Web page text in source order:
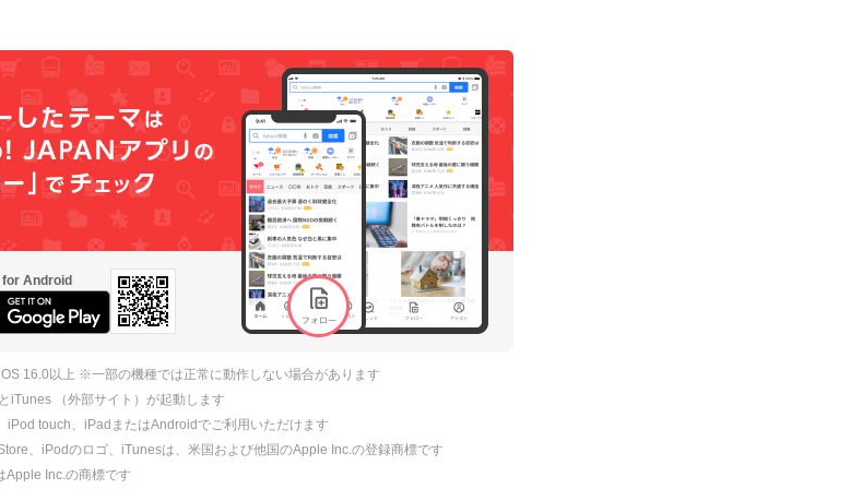
for Android
16.0以上 ※一部の機種では正常に動作しない場合があります
iTunes （外部サイト）が起動します
iPod touch、iPadまたはAndroidでご利用いただけます
、iPodのロゴ、iTunesは、米国および他国のApple Inc.の登録商標です
Inc.の商標です